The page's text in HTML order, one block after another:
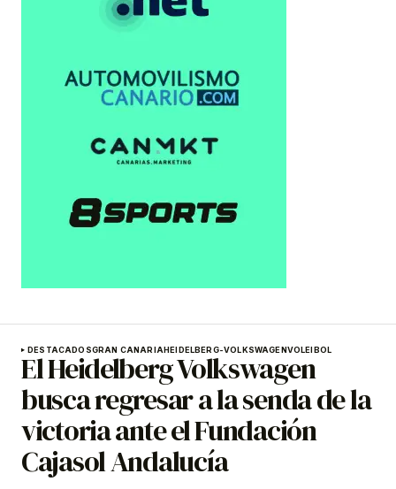
DESTACADOSGRAN CANARIAHEIDELBERG-VOLKSWAGENVOLEIBOL
El Heidelberg Volkswagen
busca regresar a la senda de la
victoria ante el Fundación
Cajasol Andalucía